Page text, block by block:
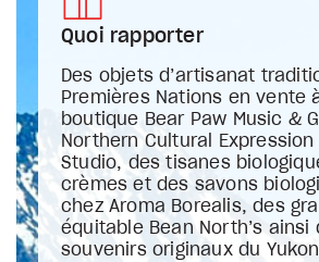
Quoi rapporter
Des objets d’artisanat
Premières Nations en vente
boutique Bear Paw Music &
Northern Cultural Expression
Studio, des tisanes
crèmes et des savons
chez Aroma Borealis, des
équitable Bean North’s ainsi
souvenirs originaux du